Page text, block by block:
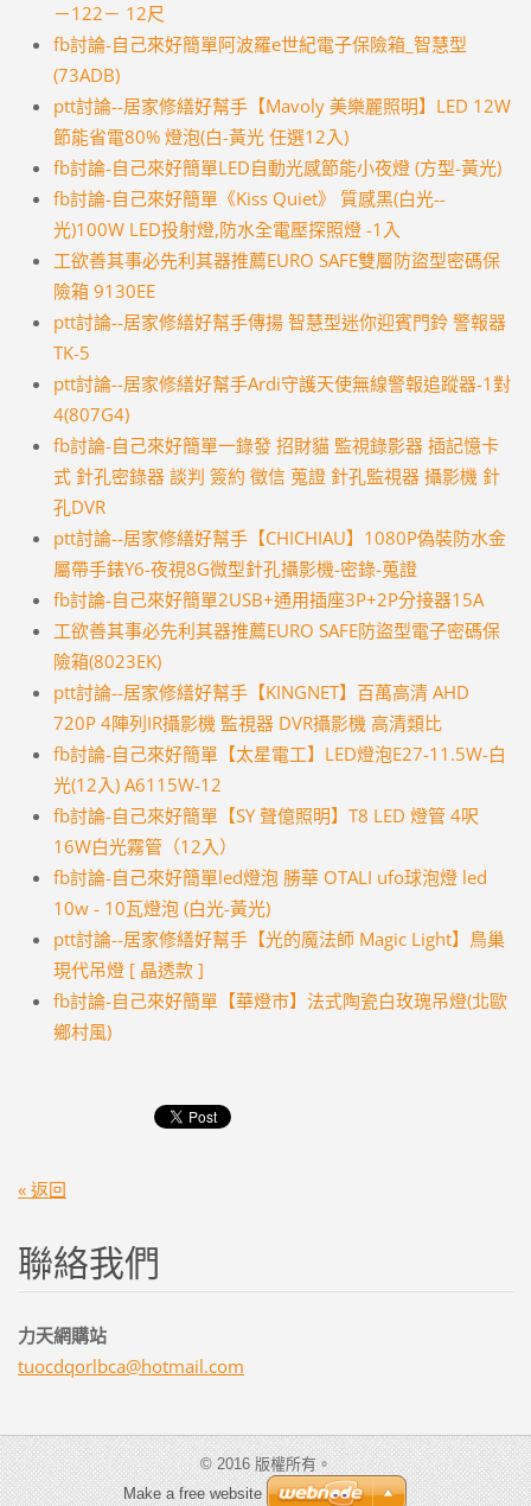
－122－ 12尺
fb討論-自己來好簡單阿波羅e世紀電子保險箱_智慧型
(73ADB)
ptt討論--居家修繕好幫手【Mavoly 美樂麗照明】LED 12W
節能省電80% 燈泡(白-黃光 任選12入)
fb討論-自己來好簡單LED自動光感節能小夜燈 (方型-黃光)
fb討論-自己來好簡單《Kiss Quiet》 質感黑(白光--
光)100W LED投射燈,防水全電壓探照燈 -1入
工欲善其事必先利其器推薦EURO SAFE雙層防盜型密碼保
險箱 9130EE
ptt討論--居家修繕好幫手傳揚 智慧型迷你迎賓門鈴 警報器
TK-5
ptt討論--居家修繕好幫手Ardi守護天使無線警報追蹤器-1對
4(807G4)
fb討論-自己來好簡單一錄發 招財貓 監視錄影器 插記憶卡
式 針孔密錄器 談判 簽約 徵信 蒐證 針孔監視器 攝影機 針
孔DVR
ptt討論--居家修繕好幫手【CHICHIAU】1080P偽裝防水金
屬帶手錶Y6-夜視8G微型針孔攝影機-密錄-蒐證
fb討論-自己來好簡單2USB+通用插座3P+2P分接器15A
工欲善其事必先利其器推薦EURO SAFE防盜型電子密碼保
險箱(8023EK)
ptt討論--居家修繕好幫手【KINGNET】百萬高清 AHD
720P 4陣列IR攝影機 監視器 DVR攝影機 高清類比
fb討論-自己來好簡單【太星電工】LED燈泡E27-11.5W-白
光(12入) A6115W-12
fb討論-自己來好簡單【SY 聲億照明】T8 LED 燈管 4呎
16W白光霧管（12入）
fb討論-自己來好簡單led燈泡 勝華 OTALI ufo球泡燈 led
10w - 10瓦燈泡 (白光-黃光)
ptt討論--居家修繕好幫手【光的魔法師 Magic Light】鳥巢
現代吊燈 [ 晶透款 ]
fb討論-自己來好簡單【華燈市】法式陶瓷白玫瑰吊燈(北歐
鄉村風)
« 返回
聯絡我們
力天網購站
tuocdqorlbca@hotmail.com
© 2016 版權所有。
Make a free website